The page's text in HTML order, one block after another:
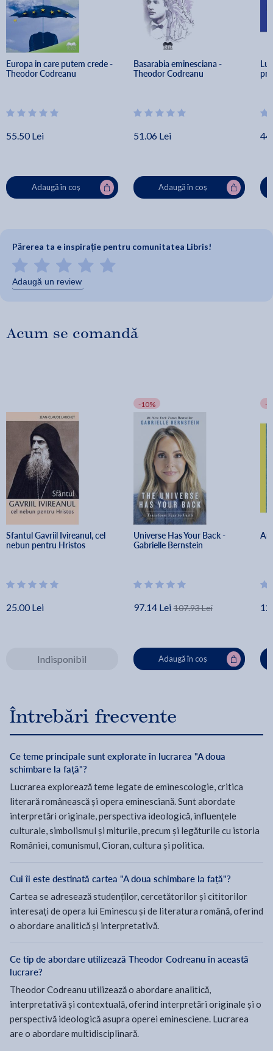
Europa in care putem crede -
Theodor Codreanu
55.50 Lei
Adaugă în coș
Basarabia eminesciana -
Theodor Codreanu
51.06 Lei
Adaugă în coș
Părerea ta e inspirație pentru comunitatea Libris!
Adaugă un review
Acum se comandă
Sfantul Gavriil Ivireanul, cel
nebun pentru Hristos
25.00 Lei
Indisponibil
-10%
Universe Has Your Back -
Gabrielle Bernstein
97.14 Lei 107.93 Lei
Adaugă în coș
-
Întrebări frecvente
Ce teme principale sunt explorate în lucrarea "A doua
schimbare la față"?
Lucrarea explorează teme legate de eminescologie, critica
literară românească și opera eminesciană. Sunt abordate
interpretări originale, perspectiva ideologică, influențele
culturale, simbolismul și miturile, precum și legăturile cu istoria
României, comunismul, Cioran, cultura și politica.
Cui îi este destinată cartea "A doua schimbare la față"?
Cartea se adresează studenților, cercetătorilor și cititorilor
interesați de opera lui Eminescu și de literatura română, oferind
o abordare analitică și interpretativă.
Ce tip de abordare utilizează Theodor Codreanu în această
lucrare?
Theodor Codreanu utilizează o abordare analitică,
interpretativă și contextuală, oferind interpretări originale și o
perspectivă ideologică asupra operei eminesciene. Lucrarea
are o abordare multidisciplinară.